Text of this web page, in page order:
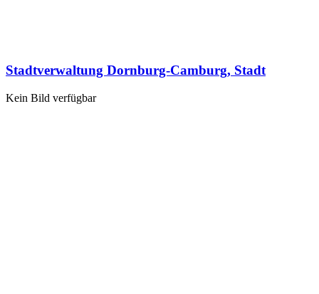
Stadtverwaltung Dornburg-Camburg, Stadt
Kein Bild verfügbar